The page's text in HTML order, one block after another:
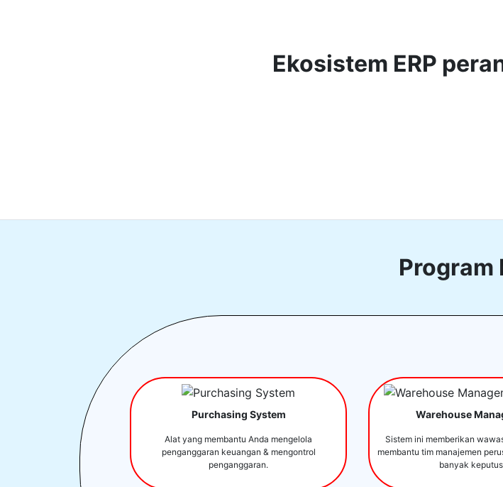
Ekosistem ERP
Program
Purchasing System
Alat yang membantu Anda mengelola
penganggaran keuangan & mengontrol
penganggaran.
Warehouse
Sistem ini memberikan
membantu tim manajemen
banyak